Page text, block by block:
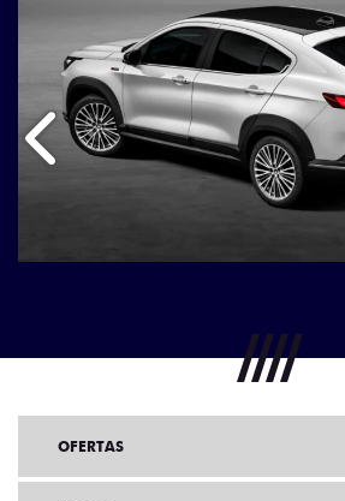
Anterior
OFERTAS